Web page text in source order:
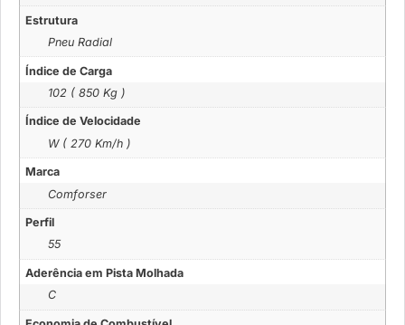
Estrutura
Pneu Radial
Índice de Carga
102 ( 850 Kg )
Índice de Velocidade
W ( 270 Km/h )
Marca
Comforser
Perfil
55
Aderência em Pista Molhada
C